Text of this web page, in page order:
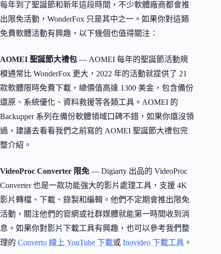
每年到了聖誕節和新年這段時間，不少軟體廠商都會推
出限免活動，WonderFox 只是其中之一。如果你對這類
免費軟體活動有興趣，以下幾個也值得關注：
AOMEI 聖誕節大禮包 — AOMEI 每年的聖誕節活動規
模通常比 WonderFox 更大，2022 年的活動就提供了 21
款軟體限時免費下載，總價值高達 1300 美金，包含備份
還原、系統優化、資料救援等各類工具。AOMEI 的
Backupper 系列在備份軟體領域口碑不錯，如果你還沒領
過，建議去看看我們之前寫的 AOMEI 聖誕節大禮包完
整介紹。
VideoProc Converter 限免 — Digiarty 出品的 VideoProc
Converter 也是一款功能強大的影片處理工具，支援 4K
影片轉檔、下載、錄製和編輯。他們不定期會推出限免
活動，關注他們的官網或社群媒體就能第一時間收到消
息。如果你對影片下載工具有興趣，也可以參考我們整
理的 Converto 線上 YouTube 下載或 Inovideo 下載工具 。